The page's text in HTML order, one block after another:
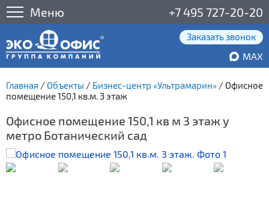
Меню +7 495 727-20-20
Заказать звонок
MAX
Главная / Объекты / Бизнес-центр «Ультрамарин» / Офисное
помещение 150,1 кв.м. 3 этаж
Офисное помещение 150,1 кв м 3 этаж у
метро Ботанический сад